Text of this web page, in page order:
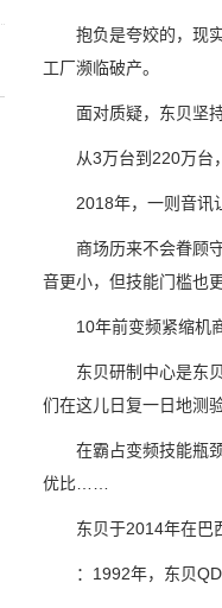
抱负是夸姣的，现实
工厂濒临破产。
面对质疑，东贝坚持“
从3万台到220万台，
2018年，一则音讯让
商场历来不会眷顾守
音更小，但技能门槛也更
10年前变频紧缩机商
东贝研制中心是东贝
们在这儿日复一日地测
在霸占变频技能瓶颈
优比……
东贝于2014年在巴西
：1992年，东贝